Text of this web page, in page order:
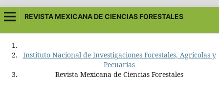
REVISTA MEXICANA DE CIENCIAS FORESTALES
Instituto Nacional de Investigaciones Forestales, Agrícolas y
Pecuarias
Revista Mexicana de Ciencias Forestales